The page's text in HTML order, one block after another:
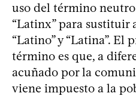
uso del término
“Latinx” para sustituir
“Latino” y “Latina”. El
término es que, a
acuñado por la
viene impuesto a la